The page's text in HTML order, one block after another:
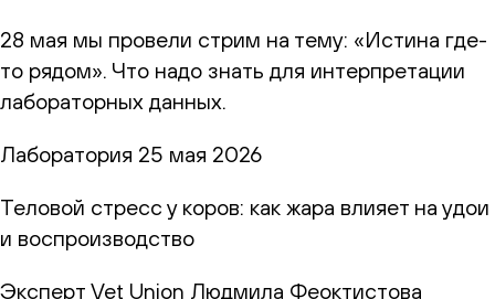
28 мая мы провели стрим на тему: «Истина где-
то рядом». Что надо знать для интерпретации
лабораторных данных.
Лаборатория 25 мая 2026
Теловой стресс у коров: как жара влияет на удои
и воспроизводство
Эксперт Vet Union Людмила Феоктистова